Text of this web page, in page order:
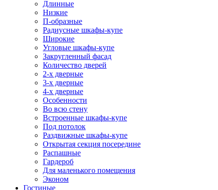
Длинные
Низкие
П-образные
Радиусные шкафы-купе
Широкие
Угловые шкафы-купе
Закругленный фасад
Количество дверей
2-х дверные
3-х дверные
4-х дверные
Особенности
Во всю стену
Встроенные шкафы-купе
Под потолок
Раздвижные шкафы-купе
Открытая секция посередине
Распашные
Гардероб
Для маленького помещения
Эконом
Гостиные